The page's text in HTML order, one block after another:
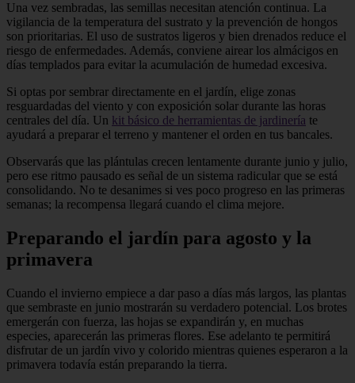
Una vez sembradas, las semillas necesitan atención continua. La
vigilancia de la temperatura del sustrato y la prevención de hongos
son prioritarias. El uso de sustratos ligeros y bien drenados reduce el
riesgo de enfermedades. Además, conviene airear los almácigos en
días templados para evitar la acumulación de humedad excesiva.
Si optas por sembrar directamente en el jardín, elige zonas
resguardadas del viento y con exposición solar durante las horas
centrales del día. Un kit básico de herramientas de jardinería te
ayudará a preparar el terreno y mantener el orden en tus bancales.
Observarás que las plántulas crecen lentamente durante junio y julio,
pero ese ritmo pausado es señal de un sistema radicular que se está
consolidando. No te desanimes si ves poco progreso en las primeras
semanas; la recompensa llegará cuando el clima mejore.
Preparando el jardín para agosto y la
primavera
Cuando el invierno empiece a dar paso a días más largos, las plantas
que sembraste en junio mostrarán su verdadero potencial. Los brotes
emergerán con fuerza, las hojas se expandirán y, en muchas
especies, aparecerán las primeras flores. Ese adelanto te permitirá
disfrutar de un jardín vivo y colorido mientras quienes esperaron a la
primavera todavía están preparando la tierra.